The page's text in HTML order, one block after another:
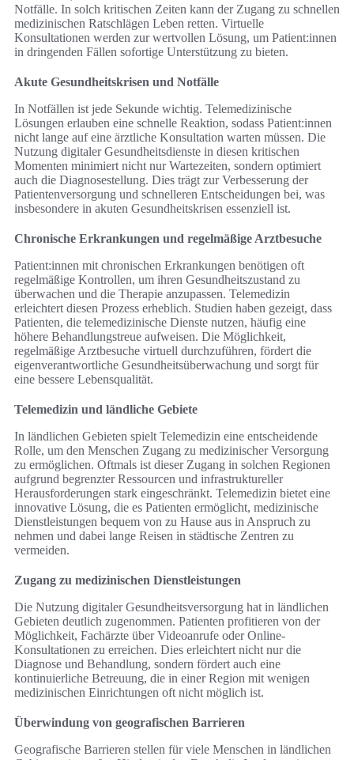
Notfälle. In solch kritischen Zeiten kann der Zugang zu schnellen
medizinischen Ratschlägen Leben retten. Virtuelle
Konsultationen werden zur wertvollen Lösung, um Patient:innen
in dringenden Fällen sofortige Unterstützung zu bieten.
Akute Gesundheitskrisen und Notfälle
In Notfällen ist jede Sekunde wichtig. Telemedizinische
Lösungen erlauben eine schnelle Reaktion, sodass Patient:innen
nicht lange auf eine ärztliche Konsultation warten müssen. Die
Nutzung digitaler Gesundheitsdienste in diesen kritischen
Momenten minimiert nicht nur Wartezeiten, sondern optimiert
auch die Diagnosestellung. Dies trägt zur Verbesserung der
Patientenversorgung und schnelleren Entscheidungen bei, was
insbesondere in akuten Gesundheitskrisen essenziell ist.
Chronische Erkrankungen und regelmäßige Arztbesuche
Patient:innen mit chronischen Erkrankungen benötigen oft
regelmäßige Kontrollen, um ihren Gesundheitszustand zu
überwachen und die Therapie anzupassen. Telemedizin
erleichtert diesen Prozess erheblich. Studien haben gezeigt, dass
Patienten, die telemedizinische Dienste nutzen, häufig eine
höhere Behandlungstreue aufweisen. Die Möglichkeit,
regelmäßige Arztbesuche virtuell durchzuführen, fördert die
eigenverantwortliche Gesundheitsüberwachung und sorgt für
eine bessere Lebensqualität.
Telemedizin und ländliche Gebiete
In ländlichen Gebieten spielt Telemedizin eine entscheidende
Rolle, um den Menschen Zugang zu medizinischer Versorgung
zu ermöglichen. Oftmals ist dieser Zugang in solchen Regionen
aufgrund begrenzter Ressourcen und infrastruktureller
Herausforderungen stark eingeschränkt. Telemedizin bietet eine
innovative Lösung, die es Patienten ermöglicht, medizinische
Dienstleistungen bequem von zu Hause aus in Anspruch zu
nehmen und dabei lange Reisen in städtische Zentren zu
vermeiden.
Zugang zu medizinischen Dienstleistungen
Die Nutzung digitaler Gesundheitsversorgung hat in ländlichen
Gebieten deutlich zugenommen. Patienten profitieren von der
Möglichkeit, Fachärzte über Videoanrufe oder Online-
Konsultationen zu erreichen. Dies erleichtert nicht nur die
Diagnose und Behandlung, sondern fördert auch eine
kontinuierliche Betreuung, die in einer Region mit wenigen
medizinischen Einrichtungen oft nicht möglich ist.
Überwindung von geografischen Barrieren
Geografische Barrieren stellen für viele Menschen in ländlichen